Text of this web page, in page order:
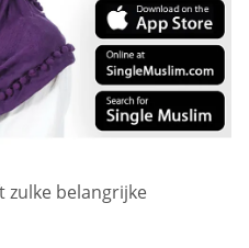
zulke belangrijke